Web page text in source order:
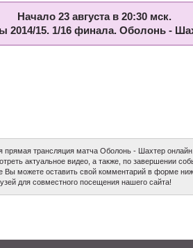
Начало 23 августа в 20:30 мск.
2014/15. 1/16 финала. Оболонь -
прямая трансляция матча Оболонь - Шахтер
актуальное видео, а также, по завершении
Вы можете оставить свой комментарий в форме
для совместного посещения нашего сайта!